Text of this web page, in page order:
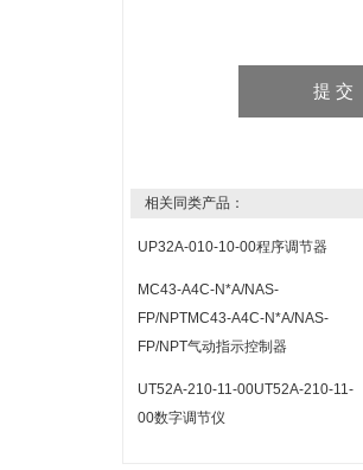
相关同类产品：
UP32A-010-10-00程序调节器
MC43-A4C-N*A/NAS-
FP/NPTMC43-A4C-N*A/NAS-
FP/NPT气动指示控制器
UT52A-210-11-00UT52A-210-11-
00数字调节仪